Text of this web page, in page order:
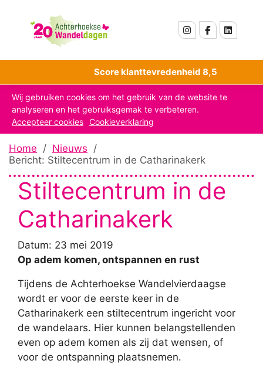
Wij gebruiken cookies om het gebruik van de website te
analyseren en het gebruiksgemak te verbeteren.
Accepteer cookies Cookieverklaring
Score klanttevredenheid 8,5
Home / Nieuws /
Bericht: Stiltecentrum in de Catharinakerk
Stiltecentrum in de
Catharinakerk
Datum: 23 mei 2019
Op adem komen, ontspannen en rust
Tijdens de Achterhoekse Wandelvierdaagse
wordt er voor de eerste keer in de
Catharinakerk een stiltecentrum ingericht voor
de wandelaars. Hier kunnen belangstellenden
even op adem komen als zij dat wensen, of
voor de ontspanning plaatsnemen.